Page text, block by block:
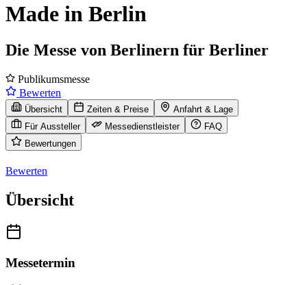
Made in Berlin
Die Messe von Berlinern für Berliner
Publikumsmesse
Bewerten
Übersicht Zeiten & Preise
Anfahrt & Lage
Für Aussteller
Messedienstleister
FAQ
Bewertungen
Bewerten
Übersicht
Messetermin